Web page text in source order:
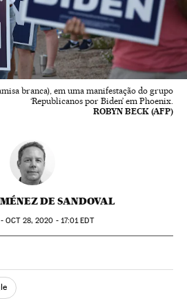
branca), em uma manifestação do grupo
‘Republicanos por Biden’ em Phoenix.
ROBYN BECK (AFP)
DE SANDOVAL
-OCT28, 2020 - 17:01EDT
Twitter
Redes Sociales